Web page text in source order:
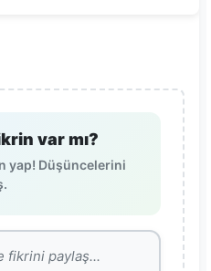
var mı?
yap! Düşüncelerini